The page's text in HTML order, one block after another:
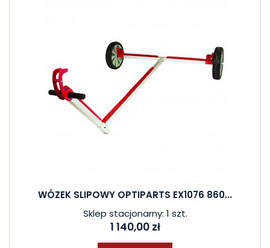
WÓZEK SLIPOWY OPTIPARTS EX1076 860...
Sklep stacjonarny: 1 szt.
1 140,00 zł